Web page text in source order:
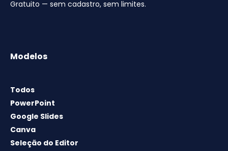
Gratuito — sem cadastro, sem limites.
Modelos
Todos
PowerPoint
Google Slides
Canva
Seleção do Editor